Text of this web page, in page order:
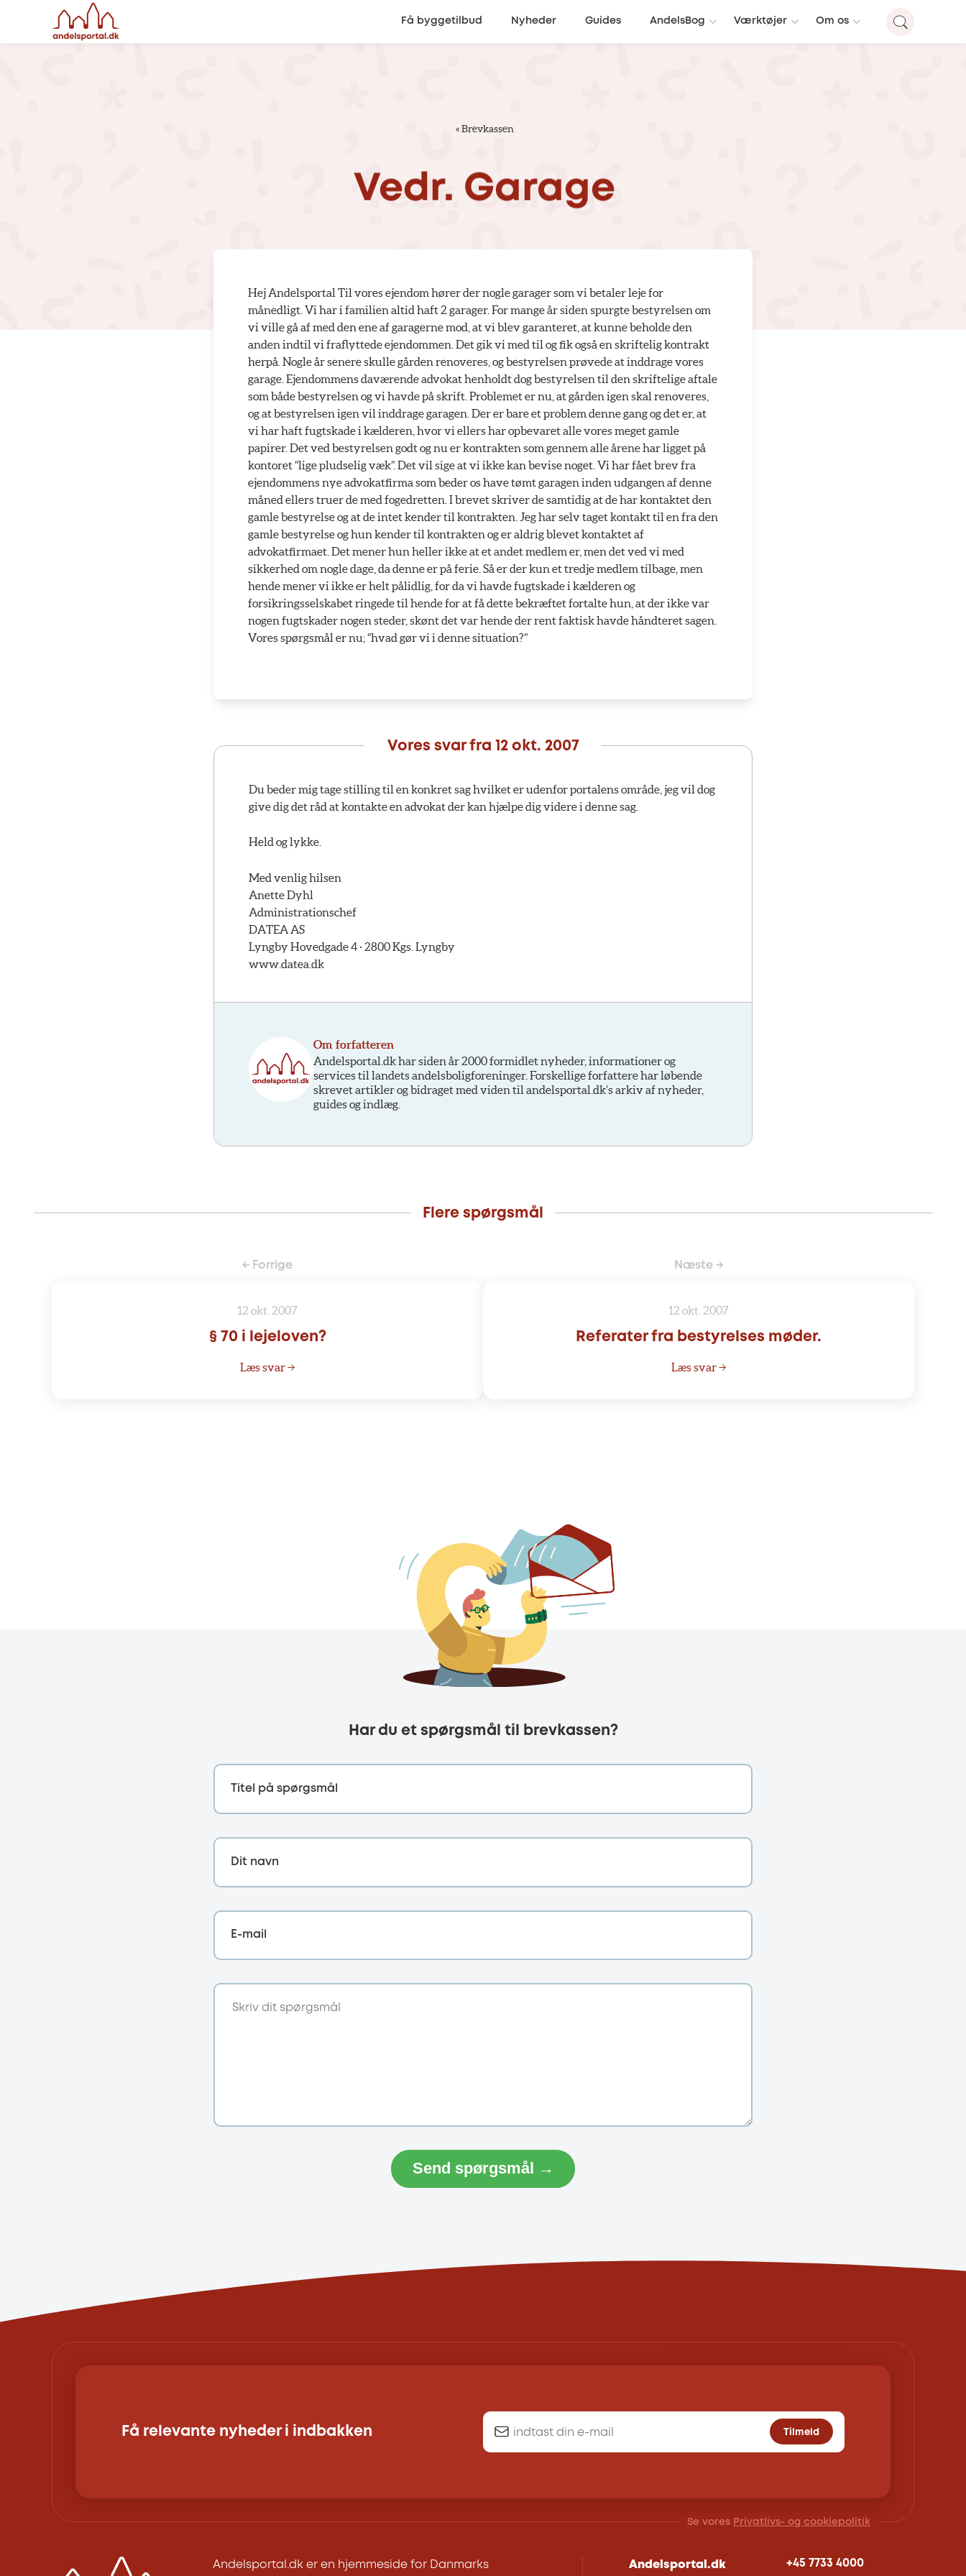
Få byggetilbud Nyheder Guides AndelsBog Værktøjer Om os
«Brevkassen
Vedr. Garage
Hej Andelsportal Til vores ejendom hører der nogle garager som vi betaler leje for
månedligt. Vi har i familien altid haft 2 garager. For mange år siden spurgte bestyrelsen om
vi ville gå af med den ene af garagerne mod, at vi blev garanteret, at kunne beholde den
anden indtil vi fraflyttede ejendommen. Det gik vi med til og fik også en skriftelig kontrakt
herpå. Nogle år senere skulle gården renoveres, og bestyrelsen prøvede at inddrage vores
garage. Ejendommens daværende advokat henholdt dog bestyrelsen til den skriftelige aftale
som både bestyrelsen og vi havde på skrift. Problemet er nu, at gården igen skal renoveres,
og at bestyrelsen igen vil inddrage garagen. Der er bare et problem denne gang og det er, at
vi har haft fugtskade i kælderen, hvor vi ellers har opbevaret alle vores meget gamle
papirer. Det ved bestyrelsen godt og nu er kontrakten som gennem alle årene har ligget på
kontoret “lige pludselig væk”. Det vil sige at vi ikke kan bevise noget. Vi har fået brev fra
ejendommens nye advokatfirma som beder os have tømt garagen inden udgangen af denne
måned ellers truer de med fogedretten. I brevet skriver de samtidig at de har kontaktet den
gamle bestyrelse og at de intet kender til kontrakten. Jeg har selv taget kontakt til en fra den
gamle bestyrelse og hun kender til kontrakten og er aldrig blevet kontaktet af
advokatfirmaet. Det mener hun heller ikke at et andet medlem er, men det ved vi med
sikkerhed om nogle dage, da denne er på ferie. Så er der kun et tredje medlem tilbage, men
hende mener vi ikke er helt pålidlig, for da vi havde fugtskade i kælderen og
forsikringsselskabet ringede til hende for at få dette bekræftet fortalte hun, at der ikke var
nogen fugtskader nogen steder, skønt det var hende der rent faktisk havde håndteret sagen.
Vores spørgsmål er nu; “hvad gør vi i denne situation?”
Vores svar fra 12 okt. 2007
Du beder mig tage stilling til en konkret sag hvilket er udenfor portalens område, jeg vil dog
give dig det råd at kontakte en advokat der kan hjælpe dig videre i denne sag.
Held og lykke.
Med venlig hilsen
Anette Dyhl
Administrationschef
DATEA AS
Lyngby Hovedgade 4 · 2800 Kgs. Lyngby
www.datea.dk
Om forfatteren
Andelsportal.dk har siden år 2000 formidlet nyheder, informationer og
services til landets andelsboligforeninger. Forskellige forfattere har løbende
skrevet artikler og bidraget med viden til andelsportal.dk’s arkiv af nyheder,
guides og indlæg.
Flere spørgsmål
← Forrige
12 okt. 2007
§ 70 i lejeloven?
Læs svar →
Næste →
12 okt. 2007
Referater fra bestyrelses møder.
Læs svar →
Har du et spørgsmål til brevkassen?
Titel på spørgsmål
Dit navn
E-mail
Send spørgsmål →
Få relevante nyheder i indbakken Tilmeld
Se vores Privatlivs- og cookiepolitik
Andelsportal.dk er en hjemmeside for Danmarks Andelsportal.dk +45 7733 4000